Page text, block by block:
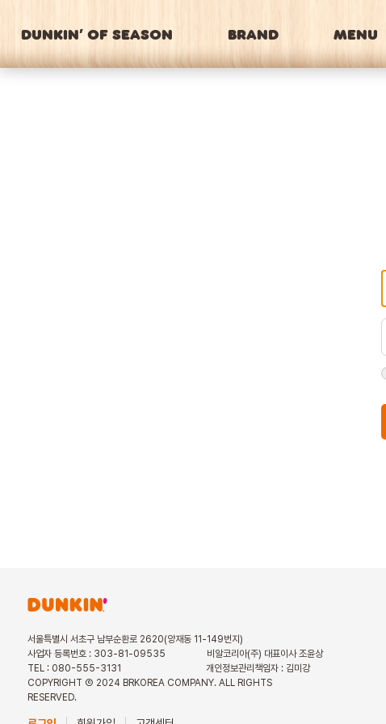
DUNKIN’ OF SEASON BRAND MENU
서울특별시 서초구 남부순환로 2620(양재동 11-149번지)
사업자 등록번호 : 303-81-09535
비알코리아(주) 대표이사 조윤상
TEL : 080-555-3131
개인정보관리책임자 : 김미강
COPYRIGHT Ⓒ 2024 BRKOREA COMPANY. ALL RIGHTS
RESERVED.